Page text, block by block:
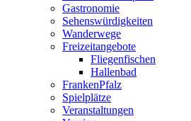
Gastronomie
Sehenswürdigkeiten
Wanderwege
Freizeitangebote
Fliegenfischen
Hallenbad
FrankenPfalz
Spielplätze
Veranstaltungen